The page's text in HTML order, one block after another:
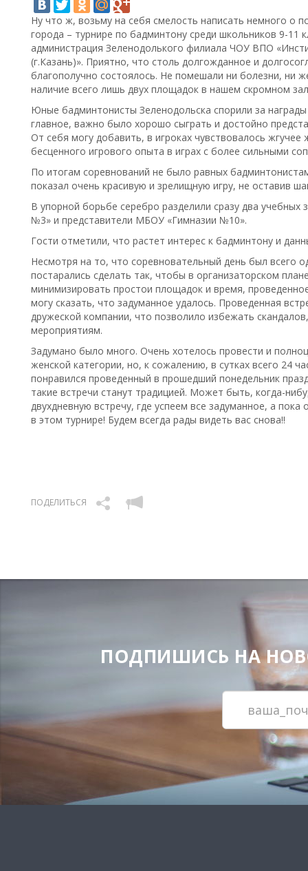
Ну что ж, возьму на себя смелость написать немного о
города – турнире по бадминтону среди школьников 9-11
администрация Зеленодолького филиала ЧОУ ВПО
(г.Казань)». Приятно, что столь долгожданное и
благополучно состоялось. Не помешали ни болезни, ни
наличие всего лишь двух площадок в нашем скромном
Юные бадминтонисты Зеленодольска спорили за
главное, важно было хорошо сыграть и достойно
От себя могу добавить, в игроках чувствовалось
бесценного игрового опыта в играх с более сильными
По итогам соревнований не было равных
показал очень красивую и зрелищную игру, не оставив
В упорной борьбе серебро разделили сразу два
№3» и представители МБОУ «Гимназии №10».
Гости отметили, что растет интерес к бадминтону и
Несмотря на то, что соревновательный день был всего
постарались сделать так, чтобы в организаторском
минимизировать простои площадок и время,
могу сказать, что задуманное удалось. Проведенная
дружеской компании, что позволило избежать
мероприятиям.
Задумано было много. Очень хотелось провести и
женской категории, но, к сожалению, в сутках всего 24
понравился проведенный в прошедший понедельник
такие встречи станут традицией. Может быть, когда-
двухдневную встречу, где успеем все задуманное, а
в этом турнире! Будем всегда рады видеть вас снова!!
ПОДЕЛИТЬСЯ
ПОДПИШИСЬ НА